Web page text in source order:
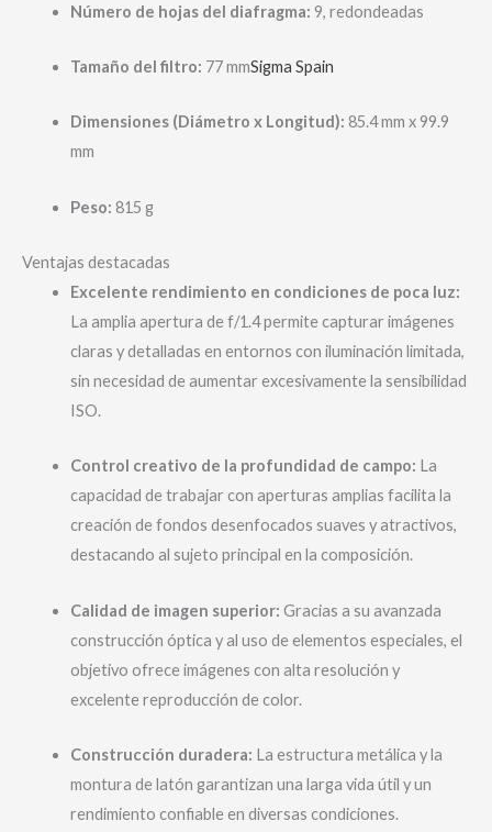
Número de hojas del diafragma: 9, redondeadas
Tamaño del filtro: 77 mmSigma Spain
Dimensiones (Diámetro x Longitud): 85.4 mm x 99.9
mm
Peso: 815 g
Ventajas destacadas
Excelente rendimiento en condiciones de poca luz:
La amplia apertura de f/1.4 permite capturar imágenes
claras y detalladas en entornos con iluminación limitada,
sin necesidad de aumentar excesivamente la sensibilidad
ISO.
Control creativo de la profundidad de campo: La
capacidad de trabajar con aperturas amplias facilita la
creación de fondos desenfocados suaves y atractivos,
destacando al sujeto principal en la composición.
Calidad de imagen superior: Gracias a su avanzada
construcción óptica y al uso de elementos especiales, el
objetivo ofrece imágenes con alta resolución y
excelente reproducción de color.
Construcción duradera: La estructura metálica y la
montura de latón garantizan una larga vida útil y un
rendimiento confiable en diversas condiciones.